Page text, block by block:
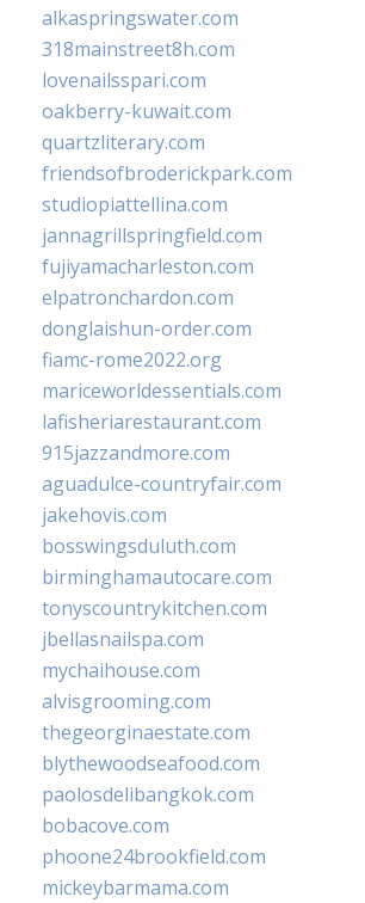
alkaspringswater.com
318mainstreet8h.com
lovenailsspari.com
oakberry-kuwait.com
quartzliterary.com
friendsofbroderickpark.com
studiopiattellina.com
jannagrillspringfield.com
fujiyamacharleston.com
elpatronchardon.com
donglaishun-order.com
fiamc-rome2022.org
mariceworldessentials.com
lafisheriarestaurant.com
915jazzandmore.com
aguadulce-countryfair.com
jakehovis.com
bosswingsduluth.com
birminghamautocare.com
tonyscountrykitchen.com
jbellasnailspa.com
mychaihouse.com
alvisgrooming.com
thegeorginaestate.com
blythewoodseafood.com
paolosdelibangkok.com
bobacove.com
phoone24brookfield.com
mickeybarmama.com